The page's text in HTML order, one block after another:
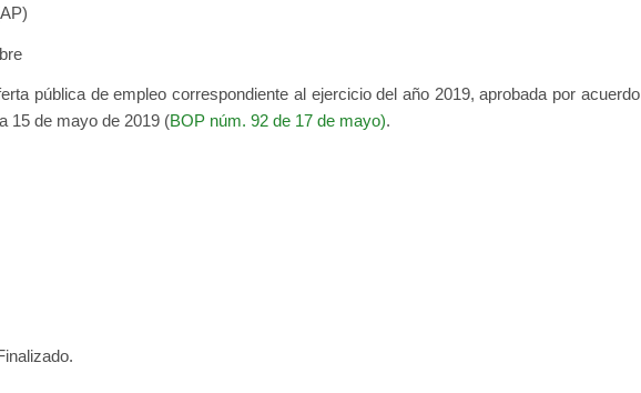
pública de empleo correspondiente al ejercicio del año 2019, aprobada por acuerdo
15 de mayo de 2019 (BOP núm. 92 de 17 de mayo).